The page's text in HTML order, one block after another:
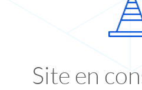
Site en